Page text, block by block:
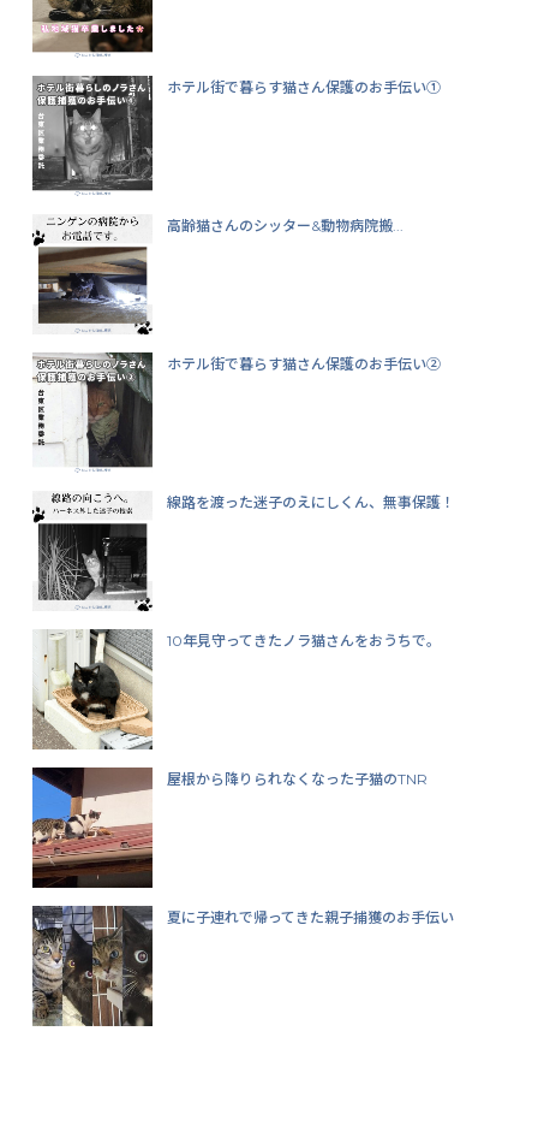
ホテル街で暮らす猫さん保護のお手伝い①
高齢猫さんのシッター&動物病院搬...
ホテル街で暮らす猫さん保護のお手伝い②
線路を渡った迷子のえにしくん、無事保護！
10年見守ってきたノラ猫さんをおうちで。
屋根から降りられなくなった子猫のTNR
夏に子連れで帰ってきた親子捕獲のお手伝い